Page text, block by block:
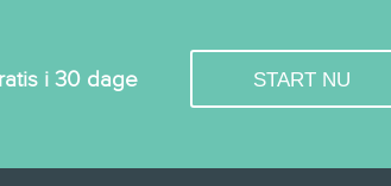
i 30 dage START NU